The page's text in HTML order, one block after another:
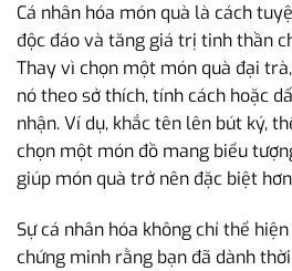
Cá nhân hóa món quà là cách
độc đáo và tăng giá trị tinh thần
Thay vì chọn một món quà đại
nó theo sở thích, tính cách hoặc
nhận. Ví dụ, khắc tên lên bút ký,
chọn một món đồ mang biểu
giúp món quà trở nên đặc biệt
Sự cá nhân hóa không chỉ thể
chứng minh rằng bạn đã dành